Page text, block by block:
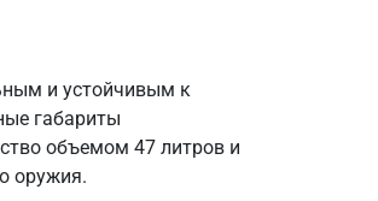
и устойчивым к
габариты
объемом 47 литров и
оружия.